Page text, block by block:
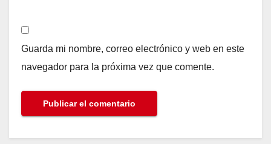
Guarda mi nombre, correo electrónico y web en este
navegador para la próxima vez que comente.